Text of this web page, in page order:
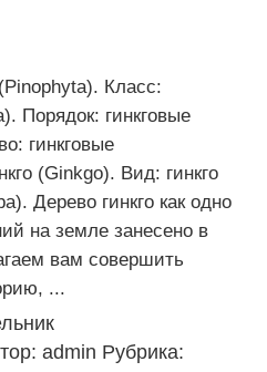
Класс:
Порядок: гинкговые
гинкговые
(Ginkgo). Вид: гинкго
Дерево гинкго как одно
на земле занесено в
вам совершить
...
admin Рубрика: